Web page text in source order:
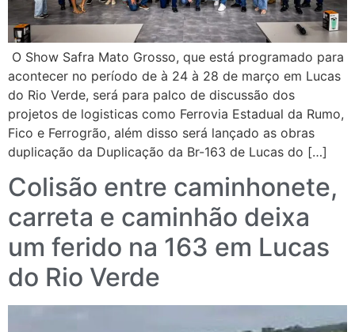
O Show Safra Mato Grosso, que está programado para
acontecer no período de à 24 à 28 de março em Lucas
do Rio Verde, será para palco de discussão dos
projetos de logisticas como Ferrovia Estadual da Rumo,
Fico e Ferrogrão, além disso será lançado as obras
duplicação da Duplicação da Br-163 de Lucas do […]
Colisão entre caminhonete,
carreta e caminhão deixa
um ferido na 163 em Lucas
do Rio Verde